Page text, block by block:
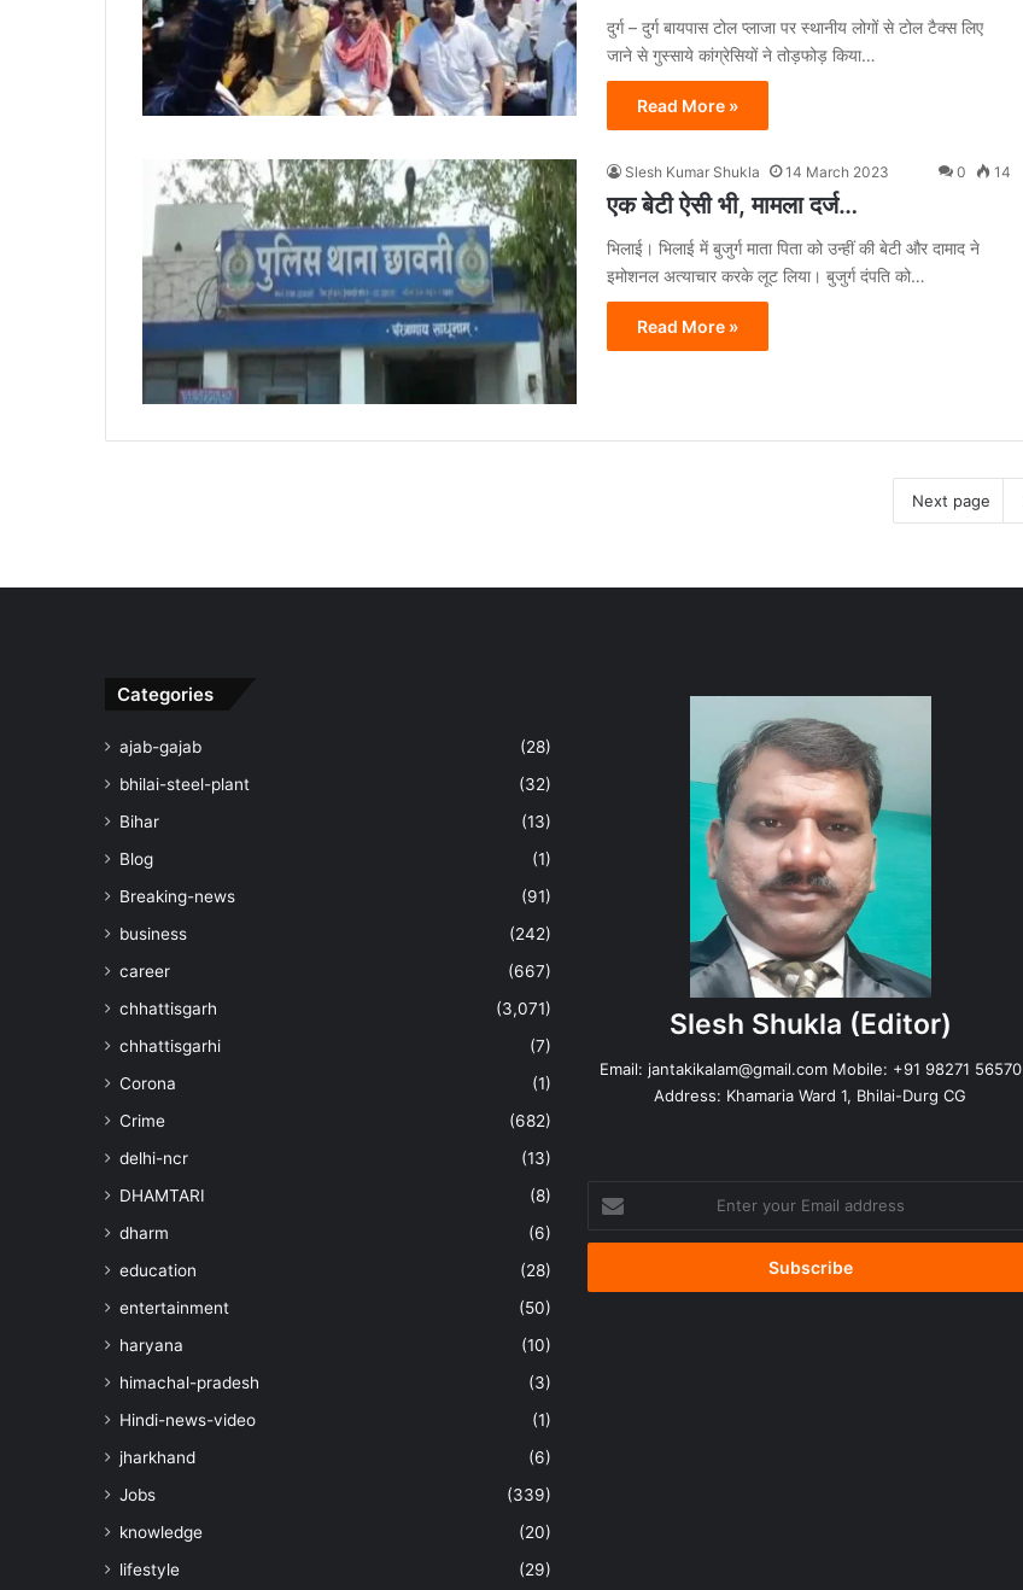
दुर्ग – दुर्ग बायपास टोल प्लाजा पर स्थानीय लोगों से टोल टैक्स लिए
जाने से गुस्साये कांग्रेसियों ने तोड़फोड़ किया…
Read More »
Slesh Kumar Shukla 14 March 2023 0 14
एक बेटी ऐसी भी, मामला दर्ज…
भिलाई। भिलाई में बुजुर्ग माता पिता को उन्हीं की बेटी और दामाद ने
इमोशनल अत्याचार करके लूट लिया। बुजुर्ग दंपति को…
Read More »
Next page
Categories
ajab-gajab
(28)
bhilai-steel-plant
(32)
Bihar
(13)
Blog
(1)
Breaking-news
(91)
business
(242)
career
(667)
chhattisgarh
(3,071)
chhattisgarhi
(7)
Corona
(1)
Crime
(682)
delhi-ncr
(13)
DHAMTARI
(8)
dharm
(6)
education
(28)
entertainment
(50)
haryana
(10)
himachal-pradesh
(3)
Hindi-news-video
(1)
jharkhand
(6)
Jobs
(339)
knowledge
(20)
lifestyle
(29)
Slesh Shukla (Editor)
Email: jantakikalam@gmail.comMobile: +91 98271 56570
Address: Khamaria Ward 1, Bhilai-Durg CG
your
Email